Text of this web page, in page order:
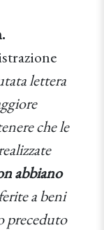
lettera
che le
abbiano
a beni
preceduto